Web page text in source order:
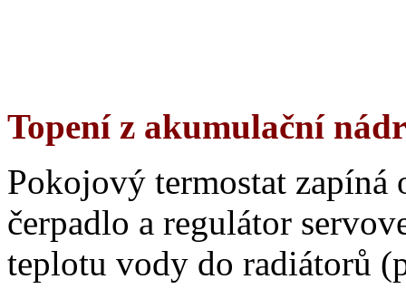
Topení z akumulační
Pokojový termostat zapíná
čerpadlo a regulátor
teplotu vody do radiátorů